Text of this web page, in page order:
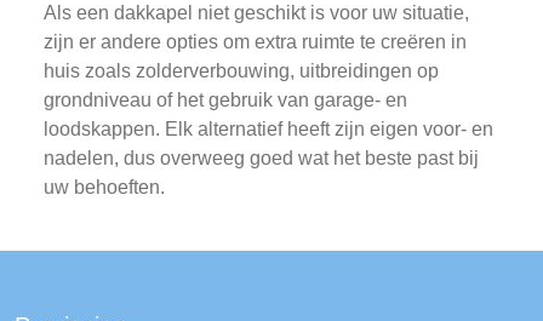
Als een dakkapel niet geschikt is voor uw situatie,
zijn er andere opties om extra ruimte te creëren in
huis zoals zolderverbouwing, uitbreidingen op
grondniveau of het gebruik van garage- en
loodskappen. Elk alternatief heeft zijn eigen voor- en
nadelen, dus overweeg goed wat het beste past bij
uw behoeften.